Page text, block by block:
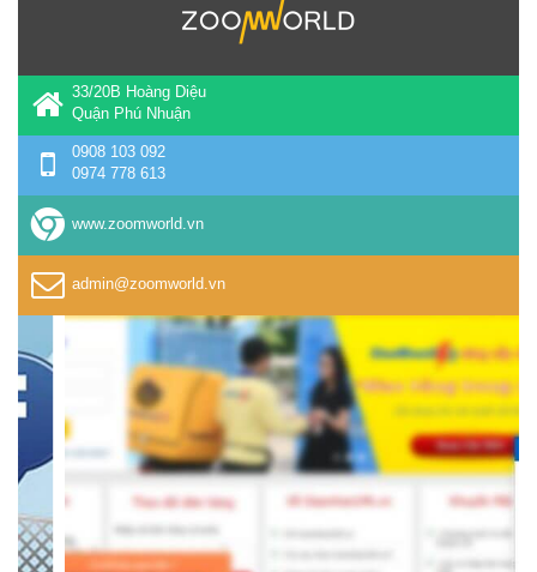
33/20B Hoàng Diệu
Quận Phú Nhuận
0908 103 092
0974 778 613
www.zoomworld.vn
admin@zoomworld.vn